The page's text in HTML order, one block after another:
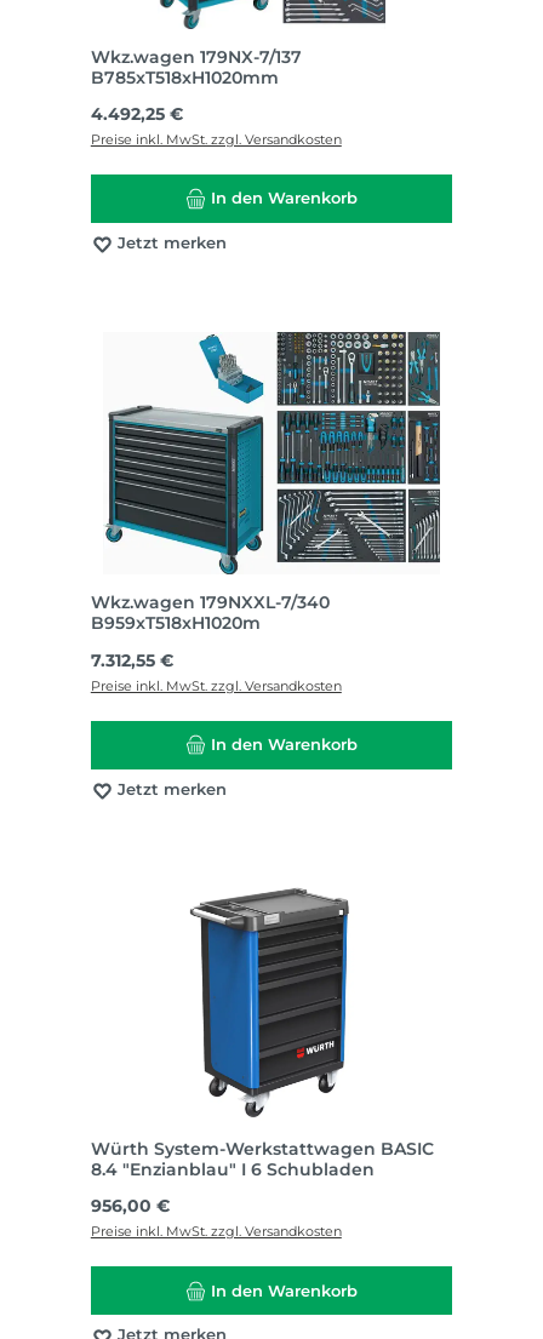
Wkz.wagen 179NX-7/137
B785xT518xH1020mm
Regulärer Preis:
4.492,25 €
Preise inkl. MwSt. zzgl. Versandkosten
In den Warenkorb
Jetzt merken
Wkz.wagen 179NXXL-7/340
B959xT518xH1020m
Regulärer Preis:
7.312,55 €
Preise inkl. MwSt. zzgl. Versandkosten
In den Warenkorb
Jetzt merken
Würth System-Werkstattwagen BASIC
8.4 "Enzianblau" I 6 Schubladen
Regulärer Preis:
956,00 €
Preise inkl. MwSt. zzgl. Versandkosten
In den Warenkorb
Jetzt merken